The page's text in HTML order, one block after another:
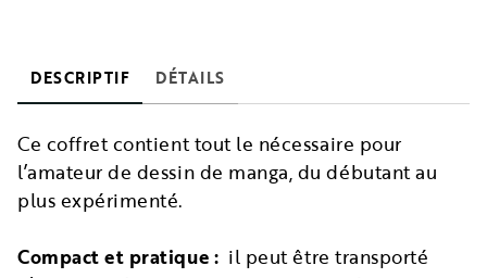
DESCRIPTIF DÉTAILS
Ce coffret contient tout le nécessaire pour
l’amateur de dessin de manga, du débutant au
plus expérimenté.
Compact et pratique : il peut être transporté